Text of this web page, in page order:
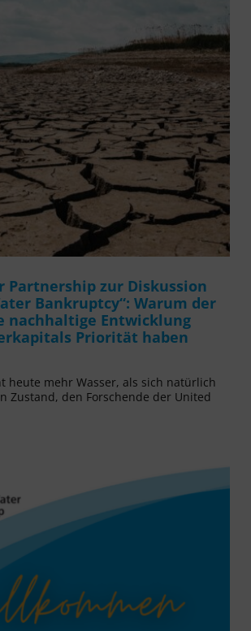
Partnership zur Diskussion
Bankruptcy“: Warum der
nachhaltige Entwicklung
Priorität haben
heute mehr Wasser, als sich natürlich
Zustand, den Forschende der United